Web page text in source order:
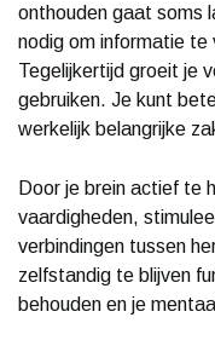
onthouden gaat soms
nodig om informatie te
Tegelijkertijd groeit je
gebruiken. Je kunt
werkelijk belangrijke
Door je brein actief te
vaardigheden,
verbindingen tussen
zelfstandig te blijven
behouden en je